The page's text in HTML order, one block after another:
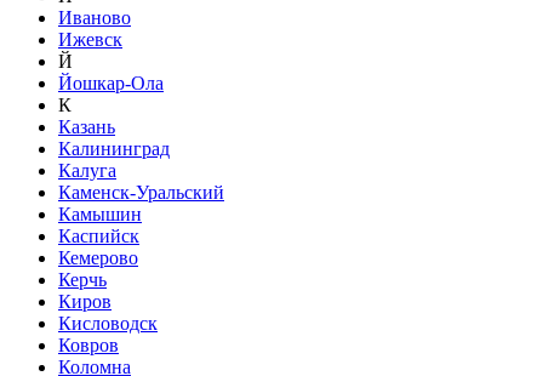
Иваново
Ижевск
Й
Йошкар-Ола
К
Казань
Калининград
Калуга
Каменск-Уральский
Камышин
Каспийск
Кемерово
Керчь
Киров
Кисловодск
Ковров
Коломна